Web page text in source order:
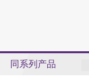
同系列产品